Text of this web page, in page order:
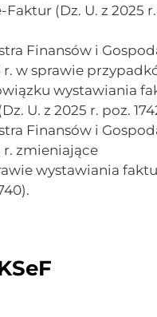
(Dz. U. z 2025 r.
Finansów i
w sprawie
wystawiania
U. z 2025 r. poz.
Finansów i
r. zmieniające
wystawiania